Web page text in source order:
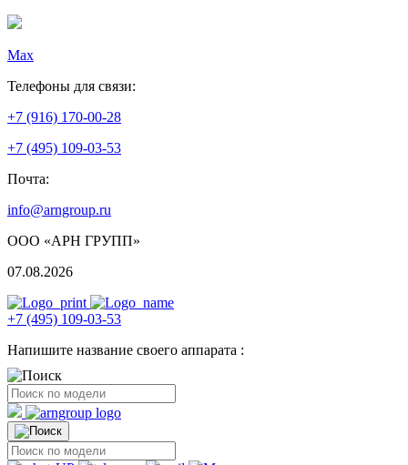
Max
Телефоны для связи:
+7 (916) 170-00-28
+7 (495) 109-03-53
Почта:
info@arngroup.ru
ООО «АРН ГРУПП»
07.08.2026
+7 (495) 109-03-53
Напишите название своего аппарата :